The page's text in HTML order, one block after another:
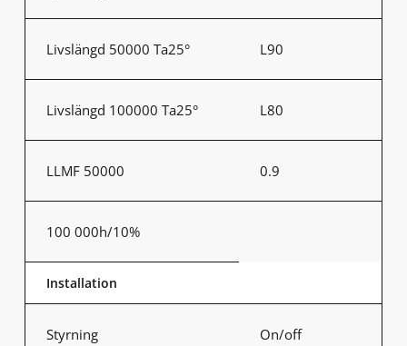
Livslängd 50000 Ta25° L90
Livslängd 100000 Ta25° L80
LLMF 50000 0.9
100 000h/10%
Installation
Styrning On/off